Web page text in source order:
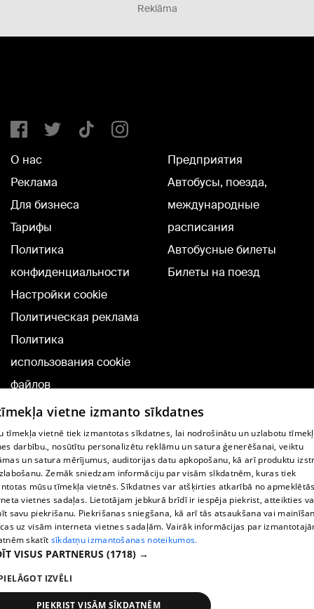
Reklāma
О нас
Реклама
Для бизнеса
Тарифы
Политика
конфиденциальности
Настройки cookie
Политическая реклама
Политика
использования cookie
файлов
Добавление
комментариев
Предприятия
Автобусы, поезда,
международные
расписания
Автобусные билеты
Билеты на поезд
TВ-программа
Условия договора
360 Ziņu kontakti
Helio Media
Служба помощи портала: э-почта -
All rights reserved.
vietne izmanto sīkdatnes
tīmekļa vietnē tiek izmantotas sīkdatnes, lai nodrošinātu un uzlabotu
darbību., nosūtītu personalizētu reklāmu un satura ģenerēšanai, veiktu
un satura mērījumus, auditorijas datu apkopošanu, kā arī produktu
Zemāk sniedzam informāciju par visām sīkdatnēm, kuras tiek
mūsu tīmekļa vietnēs. Sīkdatnes var atšķirties atkarībā no
vietnes sadaļas. Lietotājam jebkurā brīdī ir iespēja piekrist, atteikties
savu piekrišanu. Piekrišanas sniegšana, kā arī tās atsaukšana vai
uz visām interneta vietnes sadaļām. Vairāk informācijas par
skatīt sīkdatņu izmantošanas noteikumos.
VISUS PARTNERUS (1718) →
IZVĒLI
PIEKRIST VISĀM SĪKDATNĒM